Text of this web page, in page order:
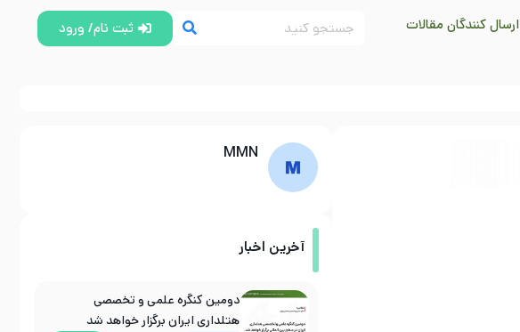
ارسال کنندگان مقالات ثبت نام/ ورود
MMN
آخرین اخبار
دومین کنگره علمی و تخصصی
هتلداری ایران برگزار خواهد شد